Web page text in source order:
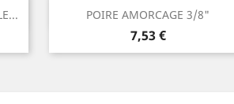
POIRE AMORCAGE 3/8"
Prix
7,53 €
Aperçu rapide